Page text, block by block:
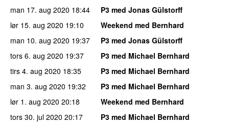
man 17. aug 2020 18:44
P3 med Jonas Gülstorff
lør 15. aug 2020 19:10
Weekend med Bernhard
man 10. aug 2020 19:37
P3 med Jonas Gülstorff
tors 6. aug 2020 19:37
P3 med Michael Bernhard
tirs 4. aug 2020 18:35
P3 med Michael Bernhard
man 3. aug 2020 19:32
P3 med Michael Bernhard
lør 1. aug 2020 20:18
Weekend med Bernhard
tors 30. jul 2020 20:17
P3 med Michael Bernhard